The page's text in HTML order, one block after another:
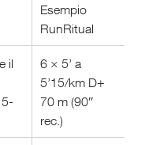
Esempio
RunRitual
il
6 × 5’ a
5’15/km D+
70 m (90″
rec.)